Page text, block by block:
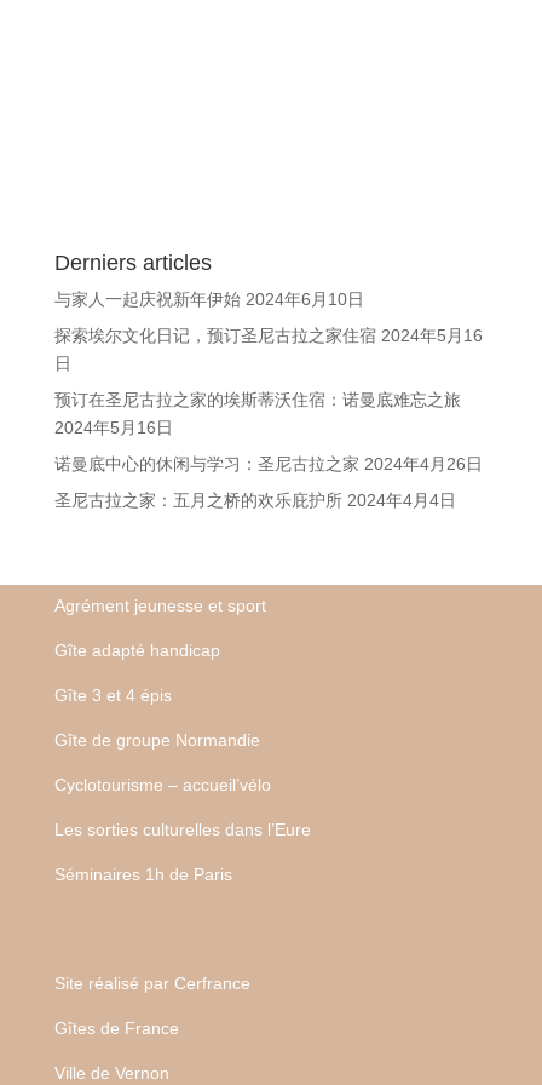
Derniers articles
与家人一起庆祝新年伊始 2024年6月10日
探索埃尔文化日记，预订圣尼古拉之家住宿 2024年5月16
日
预订在圣尼古拉之家的埃斯蒂沃住宿：诺曼底难忘之旅
2024年5月16日
诺曼底中心的休闲与学习：圣尼古拉之家 2024年4月26日
圣尼古拉之家：五月之桥的欢乐庇护所 2024年4月4日
Agrément jeunesse et sport
Gîte adapté handicap
Gîte 3 et 4 épis
Gîte de groupe Normandie
Cyclotourisme – accueil’vélo
Les sorties culturelles dans l’Eure
Séminaires 1h de Paris
Site réalisé par Cerfrance
Gîtes de France
Ville de Vernon